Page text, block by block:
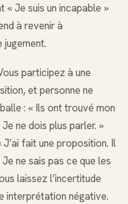
« Je suis un incapable »
à revenir à
participez à une
et personne ne
: « Ils ont trouvé mon
ne dois plus parler. »
fait une proposition. Il
ne sais pas ce que les
laissez l’incertitude
interprétation négative.